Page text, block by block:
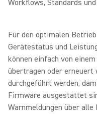
Workflows, Standards
Für den optimalen
Gerätestatus und
können einfach von
übertragen oder erneuert
durchgeführt werden,
Firmware ausgestattet
Warnmeldungen über alle